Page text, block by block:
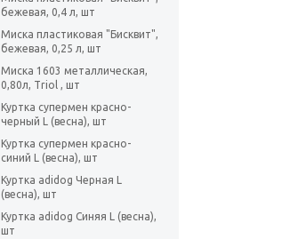
бежевая, 0,4 л, шт
Миска пластиковая "Бисквит",
бежевая, 0,25 л, шт
Миска 1603 металлическая,
0,80л, Triol , шт
Куртка супермен красно-
черный L (весна), шт
Куртка супермен красно-
синий L (весна), шт
Куртка adidog Черная L
(весна), шт
Куртка adidog Синяя L (весна),
шт